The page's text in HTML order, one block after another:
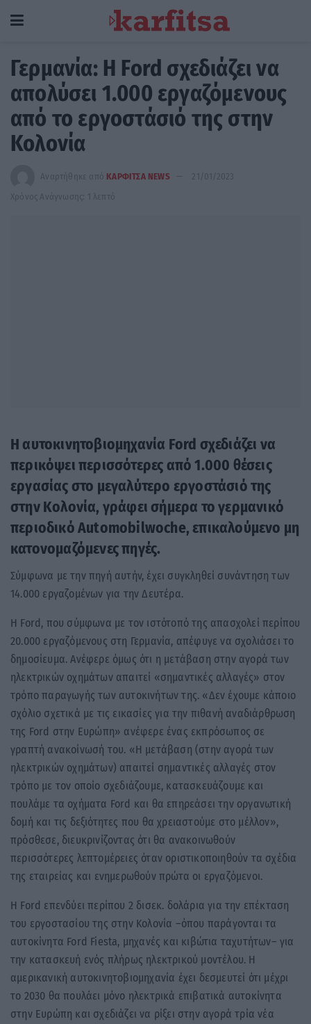
Γερμανία: Η Ford σχεδιάζει να
απολύσει 1.000 εργαζόμενους
από το εργοστάσιό της στην
Κολονία
Αναρτήθηκε από ΚΑΡΦΙΤΣΑ NEWS
21/01/2023
Χρόνος Ανάγνωσης: 1 λεπτό
Η αυτοκινητοβιομηχανία Ford σχεδιάζει να
περικόψει περισσότερες από 1.000 θέσεις
εργασίας στο μεγαλύτερο εργοστάσιό της
στην Κολονία, γράφει σήμερα το γερμανικό
περιοδικό Automobilwoche, επικαλούμενο μη
κατονομαζόμενες πηγές.
Σύμφωνα με την πηγή αυτήν, έχει συγκληθεί συνάντηση των
14.000 εργαζομένων για την Δευτέρα.
Η Ford, που σύμφωνα με τον ιστότοπό της απασχολεί περίπου
20.000 εργαζόμενους στη Γερμανία, απέφυγε να σχολιάσει το
δημοσίευμα. Ανέφερε όμως ότι η μετάβαση στην αγορά των
ηλεκτρικών οχημάτων απαιτεί «σημαντικές αλλαγές» στον
τρόπο παραγωγής των αυτοκινήτων της. «Δεν έχουμε κάποιο
σχόλιο σχετικά με τις εικασίες για την πιθανή αναδιάρθρωση
της Ford στην Ευρώπη» ανέφερε ένας εκπρόσωπος σε
γραπτή ανακοίνωσή του. «Η μετάβαση (στην αγορά των
ηλεκτρικών οχημάτων) απαιτεί σημαντικές αλλαγές στον
τρόπο με τον οποίο σχεδιάζουμε, κατασκευάζουμε και
πουλάμε τα οχήματα Ford και θα επηρεάσει την οργανωτική
δομή και τις δεξιότητες που θα χρειαστούμε στο μέλλον»,
πρόσθεσε, διευκρινίζοντας ότι θα ανακοινωθούν
περισσότερες λεπτομέρειες όταν οριστικοποιηθούν τα σχέδια
της εταιρείας και ενημερωθούν πρώτα οι εργαζόμενοι.
Η Ford επενδύει περίπου 2 δισεκ. δολάρια για την επέκταση
του εργοστασίου της στην Κολονία –όπου παράγονται τα
αυτοκίνητα Ford Fiesta, μηχανές και κιβώτια ταχυτήτων– για
την κατασκευή ενός πλήρως ηλεκτρικού μοντέλου. Η
αμερικανική αυτοκινητοβιομηχανία έχει δεσμευτεί ότι μέχρι
το 2030 θα πουλάει μόνο ηλεκτρικά επιβατικά αυτοκίνητα
στην Ευρώπη και σχεδιάζει να ρίξει στην αγορά τρία νέα